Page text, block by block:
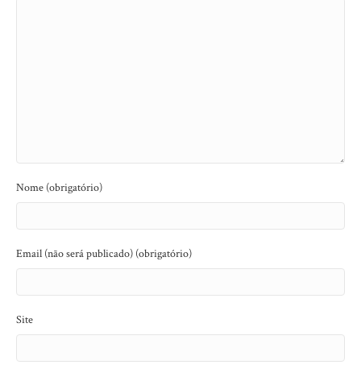
Nome (obrigatório)
Email (não será publicado) (obrigatório)
Site